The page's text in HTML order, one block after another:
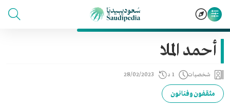
أحمد الملا
شخصيات 1 د 28/02/2023
مثقفون وفنانون